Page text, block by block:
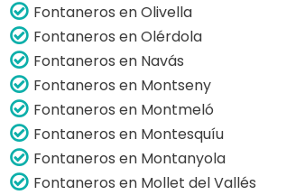
Fontaneros en Olivella
Fontaneros en Olérdola
Fontaneros en Navás
Fontaneros en Montseny
Fontaneros en Montmeló
Fontaneros en Montesquíu
Fontaneros en Montanyola
Fontaneros en Mollet del Vallés